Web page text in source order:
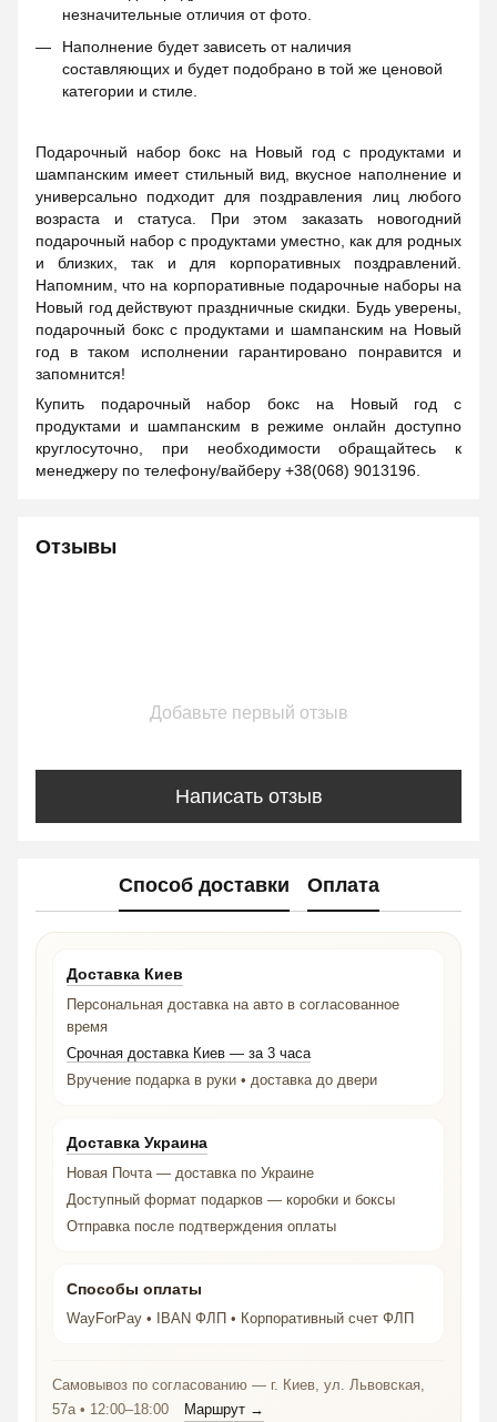
незначительные отличия от фото.
Наполнение будет зависеть от наличия
составляющих и будет подобрано в той же ценовой
категории и стиле.
Подарочный набор бокс на Новый год с продуктами и
шампанским имеет стильный вид, вкусное наполнение и
универсально подходит для поздравления лиц любого
возраста и статуса. При этом заказать новогодний
подарочный набор с продуктами уместно, как для родных
и близких, так и для корпоративных поздравлений.
Напомним, что на корпоративные подарочные наборы на
Новый год действуют праздничные скидки. Будь уверены,
подарочный бокс с продуктами и шампанским на Новый
год в таком исполнении гарантировано понравится и
запомнится!
Купить подарочный набор бокс на Новый год с
продуктами и шампанским в режиме онлайн доступно
круглосуточно, при необходимости обращайтесь к
менеджеру по телефону/вайберу +38(068) 9013196.
Отзывы
Добавьте первый отзыв
Написать отзыв
Способ доставки Оплата
Доставка Киев
Персональная доставка на авто в согласованное
время
Срочная доставка Киев — за 3 часа
Вручение подарка в руки • доставка до двери
Доставка Украина
Новая Почта — доставка по Украине
Доступный формат подарков — коробки и боксы
Отправка после подтверждения оплаты
Способы оплаты
WayForPay • IBAN ФЛП • Корпоративный счет ФЛП
Самовывоз по согласованию — г. Киев, ул. Львовская,
57а • 12:00–18:00
Маршрут →